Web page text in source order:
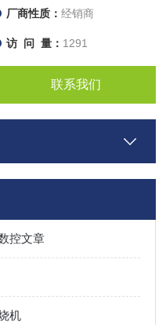
厂商性质： 经销商
访 问 量： 1291
联系我们
控文章
机